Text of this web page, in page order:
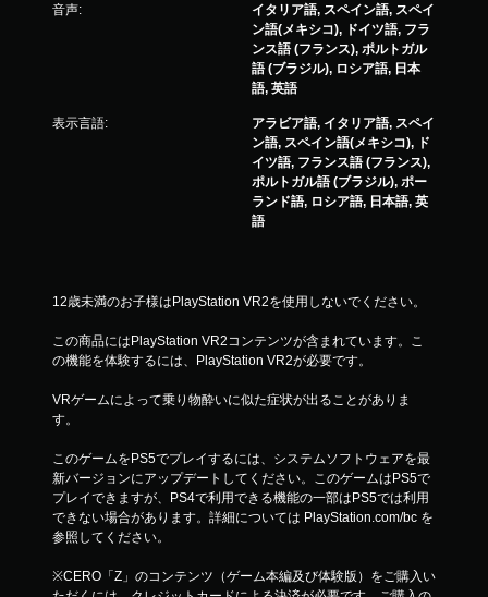
音声:
イタリア語, スペイン語, スペイ
ン語(メキシコ), ドイツ語, フラ
ンス語 (フランス), ポルトガル
語 (ブラジル), ロシア語, 日本
語, 英語
表示言語:
アラビア語, イタリア語, スペイ
ン語, スペイン語(メキシコ), ド
イツ語, フランス語 (フランス),
ポルトガル語 (ブラジル), ポー
ランド語, ロシア語, 日本語, 英
語
12歳未満のお子様はPlayStation VR2を使用しないでください。
この商品にはPlayStation VR2コンテンツが含まれています。こ
の機能を体験するには、PlayStation VR2が必要です。
VRゲームによって乗り物酔いに似た症状が出ることがありま
す。
このゲームをPS5でプレイするには、システムソフトウェアを最
新バージョンにアップデートしてください。このゲームはPS5で
プレイできますが、PS4で利用できる機能の一部はPS5では利用
できない場合があります。詳細については PlayStation.com/bc を
参照してください。
※CERO「Z」のコンテンツ（ゲーム本編及び体験版）をご購入い